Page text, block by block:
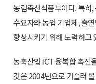
농림축산식품부이다. 특히
수요자와 농업 기업체, 출
향상시키기 위해 노력하고
농축산업 ICT 융복합 촉진
것은 2004년으로 거슬러